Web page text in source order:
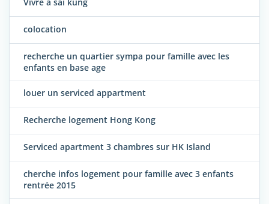
colocation
recherche un quartier sympa pour famille avec les
enfants en base age
louer un serviced appartment
Recherche logement Hong Kong
Serviced apartment 3 chambres sur HK Island
cherche infos logement pour famille avec 3 enfants
rentrée 2015